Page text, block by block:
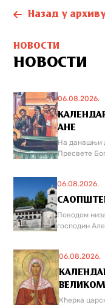
Назад у
НОВОСТИ
НОВОСТИ
06.08.2026.
АНЕ
На данашњи
Пресвете
06.08.2026.
Поводом низа
господин
06.08.2026.
Кћерка